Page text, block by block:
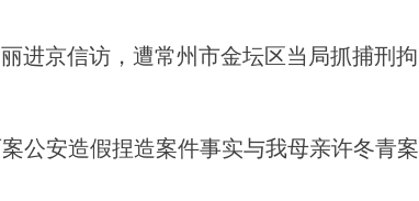
进京信访，遭常州市金坛区当局抓捕刑拘
公安造假捏造案件事实与我母亲许冬青